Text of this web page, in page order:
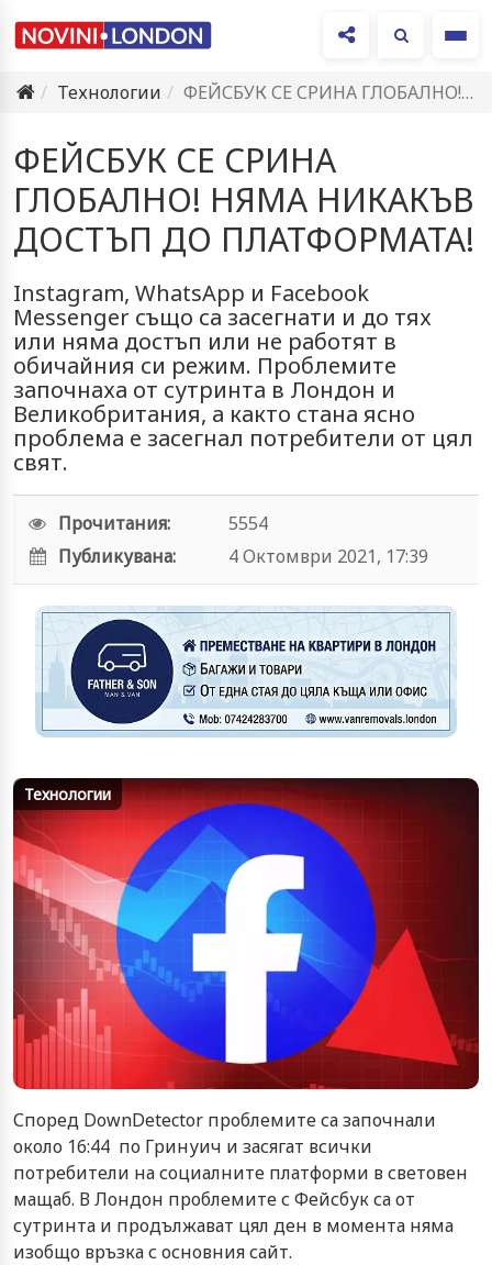
Технологии
ФЕЙСБУК СЕ СРИНА ГЛОБАЛНО! НЯМА НИКАКЪВ ДОСТЪП ДО ПЛАТФОРМАТА!
ФЕЙСБУК СЕ СРИНА
ГЛОБАЛНО! НЯМА НИКАКЪВ
ДОСТЪП ДО ПЛАТФОРМАТА!
Instagram, WhatsApp и Facebook
Messenger също са засегнати и до тях
или няма достъп или не работят в
обичайния си режим. Проблемите
започнаха от сутринта в Лондон и
Великобритания, а както стана ясно
проблема е засегнал потребители от цял
свят.
Прочитания:
5554
Публикувана:
4 Октомври 2021, 17:39
Технологии
Според DownDetector проблемите са започнали
около 16:44 по Гринуич и засягат всички
потребители на социалните платформи в световен
мащаб. В Лондон проблемите с Фейсбук са от
сутринта и продължават цял ден в момента няма
изобщо връзка с основния сайт.